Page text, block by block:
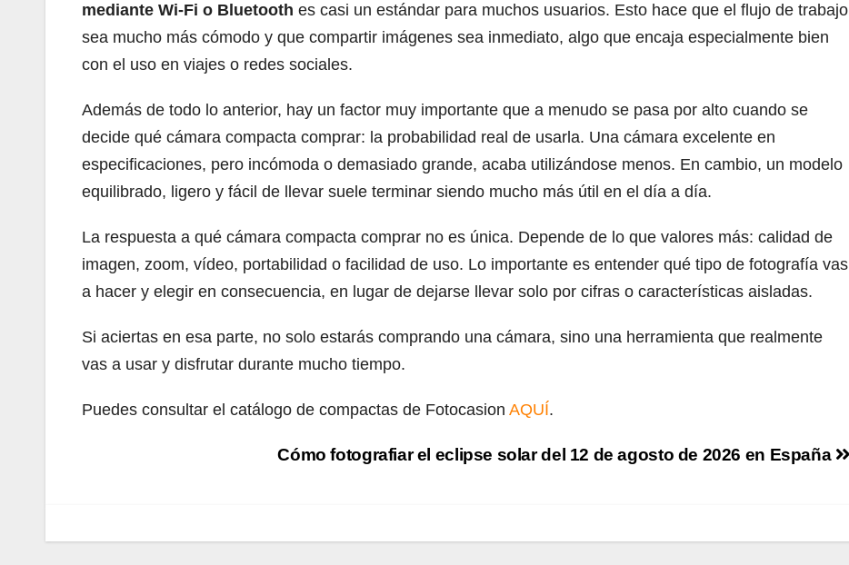
mediante Wi-Fi o Bluetooth es casi un estándar para muchos usuarios. Esto hace que el flujo de trabajo
sea mucho más cómodo y que compartir imágenes sea inmediato, algo que encaja especialmente bien
con el uso en viajes o redes sociales.
Además de todo lo anterior, hay un factor muy importante que a menudo se pasa por alto cuando se
decide qué cámara compacta comprar: la probabilidad real de usarla. Una cámara excelente en
especificaciones, pero incómoda o demasiado grande, acaba utilizándose menos. En cambio, un modelo
equilibrado, ligero y fácil de llevar suele terminar siendo mucho más útil en el día a día.
La respuesta a qué cámara compacta comprar no es única. Depende de lo que valores más: calidad de
imagen, zoom, vídeo, portabilidad o facilidad de uso. Lo importante es entender qué tipo de fotografía vas
a hacer y elegir en consecuencia, en lugar de dejarse llevar solo por cifras o características aisladas.
Si aciertas en esa parte, no solo estarás comprando una cámara, sino una herramienta que realmente
vas a usar y disfrutar durante mucho tiempo.
Puedes consultar el catálogo de compactas de Fotocasion AQUÍ.
Cómo fotografiar el eclipse solar del 12 de agosto de 2026 en España